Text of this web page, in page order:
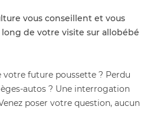
vous conseillent et vous
de votre visite sur allobébé
votre future poussette ? Perdu
autos ? Une interrogation
poser votre question, aucun